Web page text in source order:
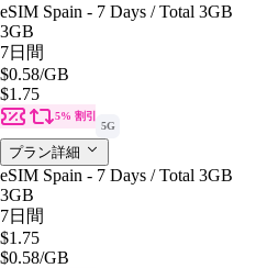
eSIM Spain - 7 Days / Total 3GB
3GB
7日間
$0.58/GB
$1.75
5% 割引
5G
プラン詳細
eSIM Spain - 7 Days / Total 3GB
3GB
7日間
$1.75
$0.58/GB